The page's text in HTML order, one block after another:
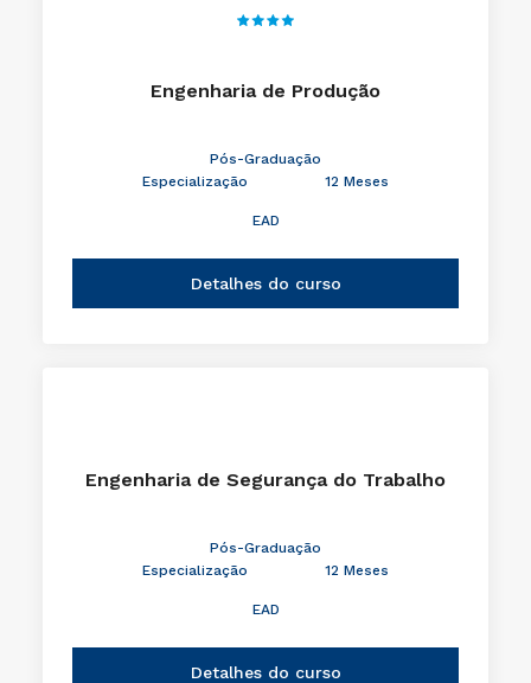
Engenharia de Produção
Pós-Graduação
Especialização
12 Meses
EAD
Detalhes do curso
Engenharia de Segurança do Trabalho
Pós-Graduação
Especialização
12 Meses
EAD
Detalhes do curso